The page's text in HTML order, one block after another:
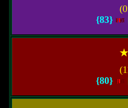
{83}
{80}